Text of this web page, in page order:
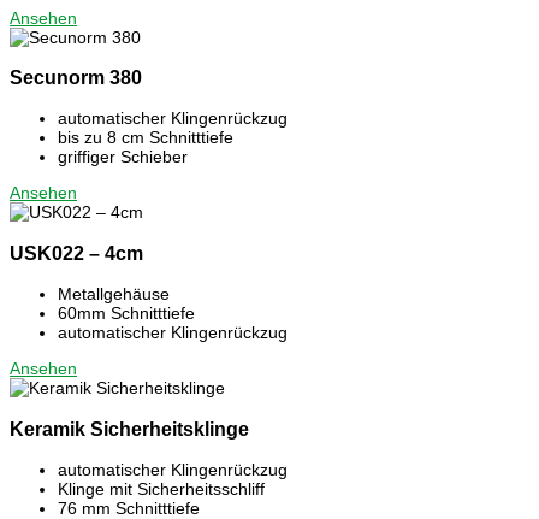
Ansehen
Secunorm 380
automatischer Klingenrückzug
bis zu 8 cm Schnitttiefe
griffiger Schieber
Ansehen
USK022 – 4cm
Metallgehäuse
60mm Schnitttiefe
automatischer Klingenrückzug
Ansehen
Keramik Sicherheitsklinge
automatischer Klingenrückzug
Klinge mit Sicherheitsschliff
76 mm Schnitttiefe